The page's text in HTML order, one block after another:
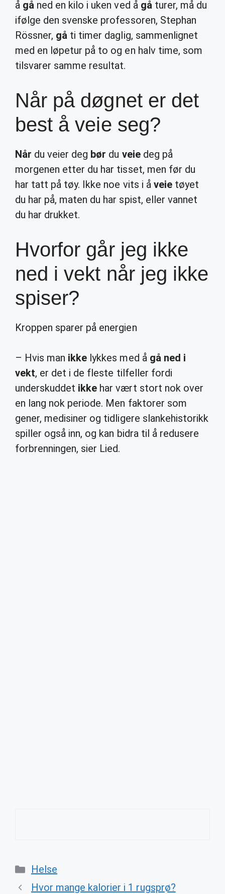
å gå ned en kilo i uken ved å gåturer, må du
ifølge den svenske professoren, Stephan
Rössner, gå ti timer daglig, sammenlignet
med en løpetur på to og en halv time, som
tilsvarer samme resultat.
Når på døgnet er det
best å veie seg?
Når du veier deg bør du veiedeg på
morgenen etter du har tisset, men før du
har tatt på tøy. Ikke noe vits i å veietøyet
du har på, maten du har spist, eller vannet
du har drukket.
Hvorfor går jeg ikke
ned i vekt når jeg ikke
spiser?
Kroppen sparer på energien
– Hvis man ikke lykkes med å gå ned i
vekt, er det i de fleste tilfeller fordi
underskuddet ikke har vært stort nok over
en lang nok periode. Men faktorer som
gener, medisiner og tidligere slankehistorikk
spiller også inn, og kan bidra til å redusere
forbrenningen, sier Lied.
Categories
Helse
Hvor mange kalorier i 1 rugsprø?